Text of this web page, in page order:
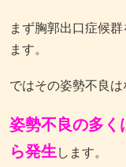
まず胸郭出口症候
ます。
ではその姿勢不良
姿勢不良の多く
ら発生します。